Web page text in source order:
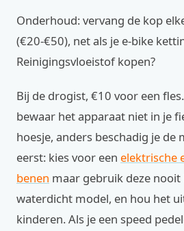
Onderhoud: vervang de kop
(€20-€50), net als je e-bike
Reinigingsvloeistof kopen?
Bij de drogist, €10 voor een
bewaar het apparaat niet in je
hoesje, anders beschadig je de
eerst: kies voor een elektrische
benen maar gebruik deze
waterdicht model, en hou het
kinderen. Als je een speed